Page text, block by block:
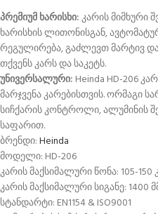
პრემიუმ ხარისხი:კარის მიმხური
ხარისხის ლითონისგან,
რეგულირება, გაძლევთ მარტივ
თქვენს კარს და საკეტს.
უნივერსალური: Heinda HD-206
მარჯვენა კარებისთვის. ორმაგი
სიჩქარის კონტროლი, ალუმინის
საფარით.
ბრენდი:Heinda
მოდელი: HD-206
კარის მაქსიმალური წონა: 105-150
კარის მაქსიმალური სიგანე: 1400
სტანდარტი: EN1154 & ISO9001